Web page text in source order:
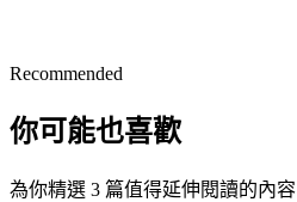
Recommended
你可能也喜歡
為你精選 3 篇值得延伸閱讀的內容